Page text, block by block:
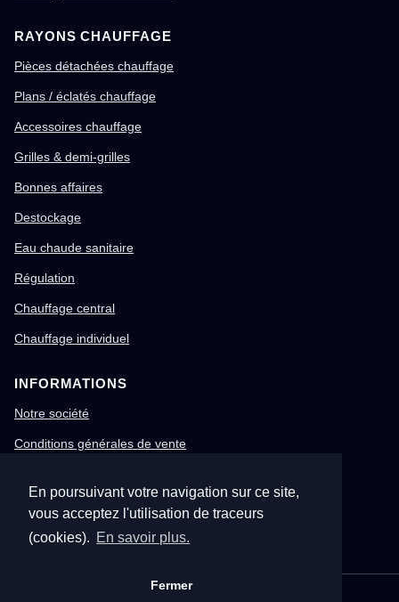
En poursuivant votre navigation sur ce site,
vous acceptez l'utilisation de traceurs
(cookies). En savoir plus.
Fermer
RAYONS CHAUFFAGE
Pièces détachées chauffage
Plans / éclatés chauffage
Accessoires chauffage
Grilles & demi-grilles
Bonnes affaires
Destockage
Eau chaude sanitaire
Régulation
Chauffage central
Chauffage individuel
INFORMATIONS
Notre société
Conditions générales de vente
Gestion des cookies
Confidentialité & RGPD